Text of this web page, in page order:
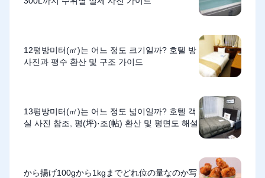
12평방미터(㎡)는 어느 정도 크기일까? 호텔 방
사진과 평수 환산 및 구조 가이드
13평방미터(㎡)는 어느 정도 넓이일까? 호텔 객
실 사진 참조, 평(坪)·조(帖) 환산 및 평면도 해설
から揚げ100gから1kgまでどれ位の量なのか写